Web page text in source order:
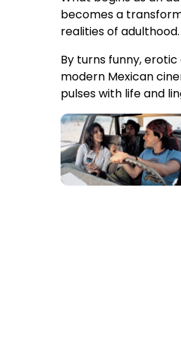
becomes a
realities of adulthood.
By turns funny,
modern Mexican
pulses with life and